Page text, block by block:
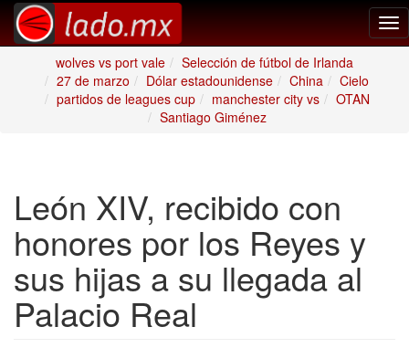
wolves vs port vale
Selección de fútbol de Irlanda
27 de marzo
Dólar estadounidense China
Cielo
partidos de leagues cup
manchester city vs
OTAN
Santiago Giménez
León XIV, recibido con
honores por los Reyes y
sus hijas a su llegada al
Palacio Real